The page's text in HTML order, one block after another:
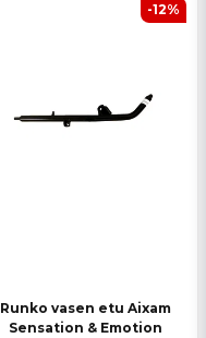
Runko vasen etu Aixam
Sensation & Emotion
-12%